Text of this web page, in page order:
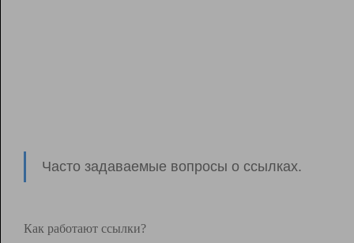
Часто задаваемые вопросы о ссылках.
Как работают ссылки?